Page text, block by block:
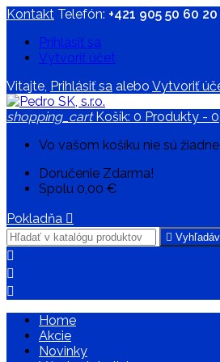
Kontakt Telefón: +421 905 50 60 20
Prihlásiť sa
Vytvoriť účet
Vitajte, Prihlásiť sa alebo Vytvoriť
shopping_cart Košík: 0 Produkty -
Vo vašom košíku nie sú
Doručenie Zdarma!
Spolu 0,00 €
Pokladňa 




Home
Akcie
Novinky